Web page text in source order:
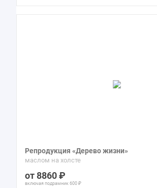
Репродукция «Дерево жизни»
маслом на холсте
8860
включая подрамник 600